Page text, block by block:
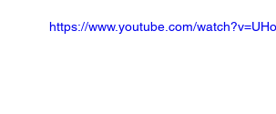
https://www.youtube.com/